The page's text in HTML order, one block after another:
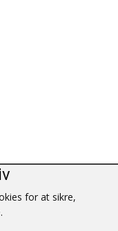
for at sikre,